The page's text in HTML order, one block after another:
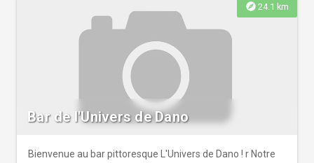
explore 24.1 km
Bar de l'Univers de Dano
Bienvenue au bar pittoresque L'Univers de Dano ! r Notre